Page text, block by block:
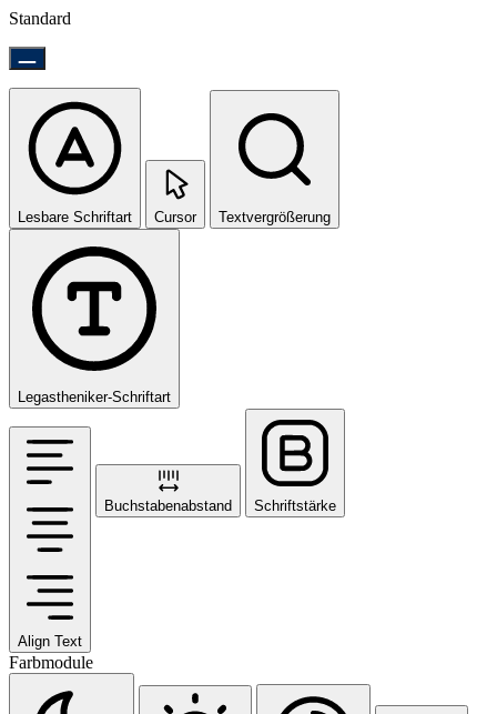
Standard
Lesbare Schriftart Cursor Textvergrößerung
Legastheniker-Schriftart
Align Text
Buchstabenabstand Schriftstärke
Farbmodule